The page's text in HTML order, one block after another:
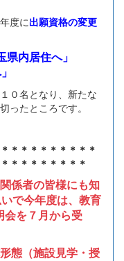
度に出願資格の変更
県内居住へ」
０名となり、新たな
ったところです。
＊＊＊＊＊＊＊＊＊
＊＊＊＊＊＊＊＊
係者の皆様にも知
で今年度は、教育
会を７月から受
態（施設見学・授